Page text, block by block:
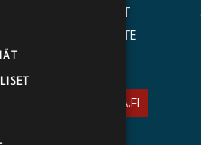
TOIMITUSEHDOT